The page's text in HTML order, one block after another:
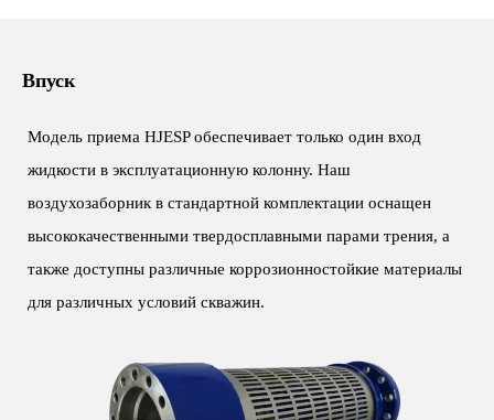
Впуск
Модель приема HJESP обеспечивает только один вход
жидкости в эксплуатационную колонну. Наш
воздухозаборник в стандартной комплектации оснащен
высококачественными твердосплавными парами трения, а
также доступны различные коррозионностойкие материалы
для различных условий скважин.